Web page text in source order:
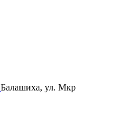
Балашиха, ул. Мкр